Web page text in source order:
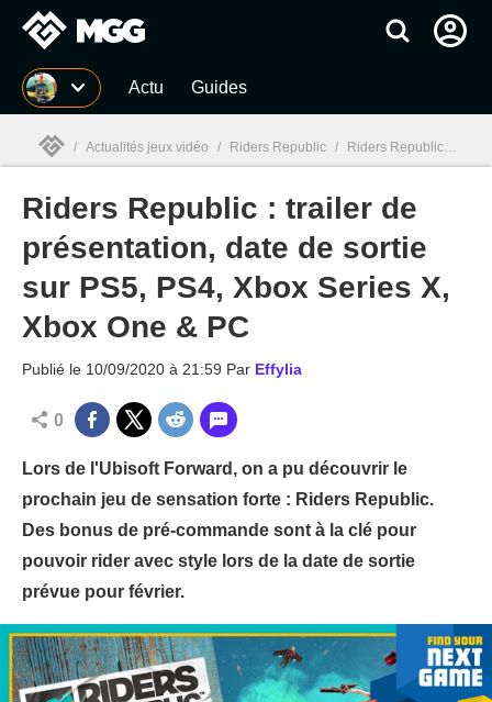
MGG Actu Guides
MGG
/ Actualités jeux vidéo / Riders Republic / Riders Republic : trailer de présentation, date de sortie sur PS5, PS4, Xbox Series X, Xbox One & PC
Riders Republic : trailer de
présentation, date de sortie
sur PS5, PS4, Xbox Series X,
Xbox One & PC
Publié le 10/09/2020 à 21:59 Par Effylia
0
Lors de l'Ubisoft Forward, on a pu découvrir le
prochain jeu de sensation forte : Riders Republic.
Des bonus de pré-commande sont à la clé pour
pouvoir rider avec style lors de la date de sortie
prévue pour février.